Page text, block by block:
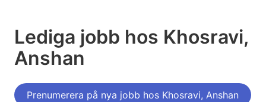
Lediga jobb hos Khosravi,
Anshan
Prenumerera på nya jobb hos Khosravi, Anshan